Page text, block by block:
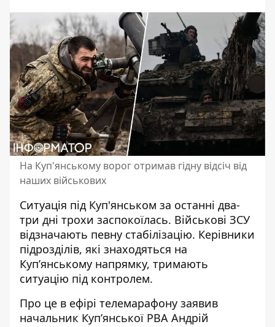
На Куп'янському ворог отримав гідну відсіч від
наших військових
Ситуація під Куп'янськом за останні два-
три дні трохи заспокоїлась. Військові ЗСУ
відзначають певну стабілізацію. Керівники
підрозділів, які знаходяться на
Купʼянському напрямку, тримають
ситуацію під контролем.
Про це в ефірі телемарафону заявив
начальник Купʼянської РВА Андрій